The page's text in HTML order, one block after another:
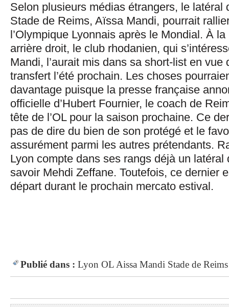
Selon plusieurs médias étrangers, le latéral
Stade de Reims, Aïssa Mandi, pourrait
l’Olympique Lyonnais après le Mondial. À la
arrière droit, le club rhodanien, qui
Mandi, l’aurait mis dans sa short-list en vue
transfert l’été prochain. Les choses
davantage puisque la presse française
officielle d’Hubert Fournier, le coach de
tête de l’OL pour la saison prochaine. Ce
pas de dire du bien de son protégé et le
assurément parmi les autres prétendants.
Lyon compte dans ses rangs déjà un latéral
savoir Mehdi Zeffane. Toutefois, ce dernier
départ durant le prochain mercato estival.
Publié dans : Lyon OL Aissa Mandi Stade de Reims